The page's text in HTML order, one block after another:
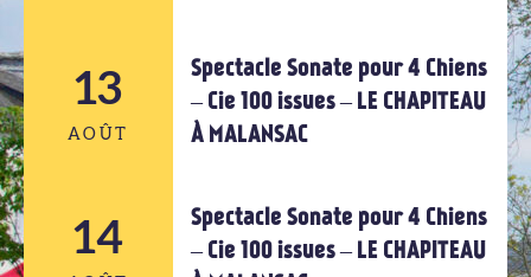
12
AOÛT
13
AOÛT
13
Spectacle Sonate pour 4 Chiens
– Cie 100 issues – LE CHAPITEAU
À MALANSAC
14
Spectacle Sonate pour 4 Chiens
– Cie 100 issues – LE CHAPITEAU